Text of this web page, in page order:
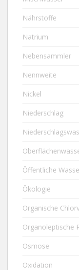
Nährstoffe
Natrium
Nebensammler
Nennweite
Nickel
Niederschlag
Öffentliche
Ökologie
Organische
Organoleptische
Osmose
Oxidation